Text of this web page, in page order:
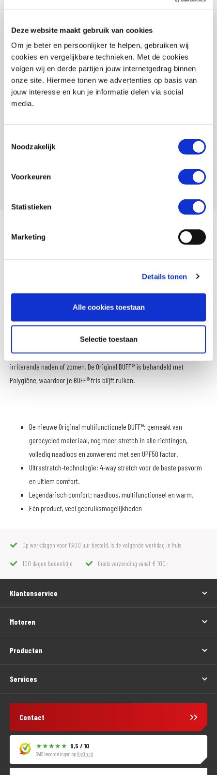
Deze website maakt gebruik van cookies
Om je beter en persoonlijker te helpen, gebruiken wij
cookies en vergelijkbare technieken. Met de cookies
volgen wij en derde partijen jouw internetgedrag binnen
onze site. Hiermee tonen we advertenties op basis van
jouw interesse en kun je informatie delen via social
media.
Noodzakelijk
Voorkeuren
Statistieken
Marketing
Details tonen
Alle cookies toestaan
Selectie toestaan
Gewicht
0.2 KILOGRAM
Titel
Buff Original Ecostretch Speed Graphite
Artikelnummer
SKU
105296
Offline Sales
EAN
De Original BUFF® is een multifunctionele accessoire die je altijd en
overal kan gebruiken. De BUFF® bestaat voor 98% uit gerecyclede
plastic flessen en is zeer rekbaar. De Original BUFF® is volledig
verkoeling door zweet snel te laten verdampen. De Original BUFF® kan
onder andere gedragen worden als muts, masker, haarband, sjaal,
polsband, piratenmuts, nekwarmer en balaclava. De Original BUFF® is
wasbaar in de wasmachine en is uitermate duurzaam. Er zijn geen
irriterende naden of zomen. De Original BUFF® is behandeld met
Polygiëne, waardoor je BUFF® fris blijft ruiken!
De nieuwe Original multifunctionele BUFF®: gemaakt van
gerecycled materiaal, nog meer stretch in alle richtingen,
volledig naadloos en zonwerend met een UPF50 factor.
Ultrastretch-technologie: 4-way stretch voor de beste pasvorm
en ultiem comfort.
Legendarisch comfort: naadloos, multifunctioneel en warm.
Eén product, veel gebruiksmogelijkheden
Op werkdagen voor 16:00 uur besteld, is de volgende werkdag in huis
100 dagen bedenktijd Gratis verzending vanaf € 100,-
Klantenservice
Motoren
Producten
Services
Contact
9,5 / 10
3415 beoordelingen op KiyOh.nl